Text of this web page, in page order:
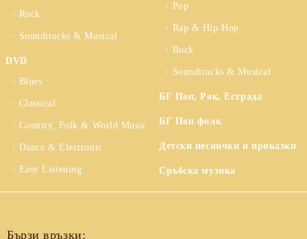
Rock
Soundtracks & Musical
DVD
Blues
Classical
Country, Folk & World Music
Dance & Electronic
Easy Listening
Pop
Rap & Hip Hop
Rock
Soundtracks & Musical
БГ Поп, Рок, Естрада
БГ Поп фолк
Детски песнички и приказки
Сръбска музика
Бързи връзки: